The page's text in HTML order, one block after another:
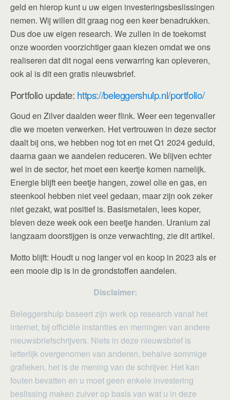
geld en hierop kunt u uw eigen investeringsbeslissingen
nemen. Wij willen dit graag nog een keer benadrukken.
Dus doe uw eigen research. We zullen in de toekomst
onze woorden voorzichtiger gaan kiezen omdat we ons
realiseren dat dit nogal eens verwarring kan opleveren,
ook al is dit een gratis nieuwsbrief.
Portfolio update: https://beleggershulp.nl/portfolio/
Goud en Zilver daalden weer flink. Weer een tegenvaller
die we moeten verwerken. Het vertrouwen in deze sector
daalt bij ons, we hebben nog tot en met Q1 2024 geduld,
daarna gaan we aandelen reduceren. We blijven echter
wel in de sector, het moet een keertje komen namelijk.
Energie blijft een beetje hangen, zowel olie en gas, en
steenkool hebben niet veel gedaan, maar zijn ook zeker
niet gezakt, wat positief is. Basismetalen, lees koper,
bleven deze week ook een beetje handen. Uranium zal
langzaam doorstijgen is onze verwachting, zie dit artikel.
Motto blijft: Houdt u nog langer vol en koop in 2023 als er
een mooie dip is in de grondstoffen aandelen.
Disclaimer:
Beleggershulp baseert zijn werk op research vanaf het
internet, bij officiële instanties en meningen van andere
nieuwsbriefschrijvers. Niets in deze nieuwsbrief is
letterlijk overgenomen van anderen, behalve sommige
grafieken, het is de mening van de schrijver. Het kan
fouten bevatten en u moet geen enkele investering
beslissing maken zuiver op basis van wat u in deze